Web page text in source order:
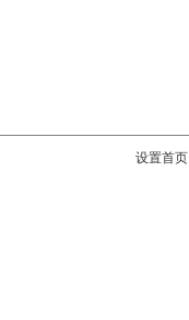
设置首页